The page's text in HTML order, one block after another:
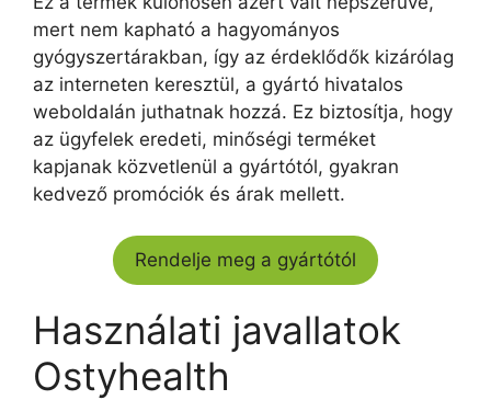
mert nem kapható a hagyományos
gyógyszertárakban, így az érdeklődők kizárólag
az interneten keresztül, a gyártó hivatalos
weboldalán juthatnak hozzá. Ez biztosítja, hogy
az ügyfelek eredeti, minőségi terméket
kapjanak közvetlenül a gyártótól, gyakran
kedvező promóciók és árak mellett.
Rendelje meg a gyártótól
Használati javallatok
Ostyhealth